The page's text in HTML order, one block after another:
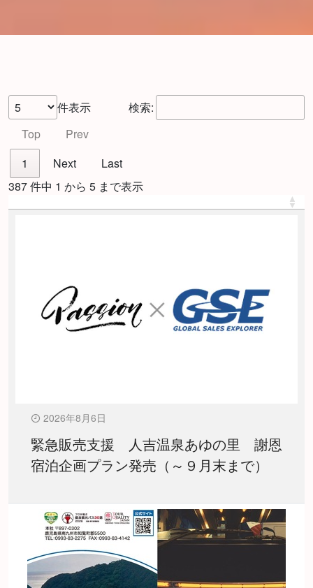
件表示
検索:
Top
Prev
1
Next
Last
387 件中 1 から 5 まで表示
2026年8月6日
緊急販売支援 人吉温泉あゆの里 謝恩
宿泊企画プラン発売（～９月末まで）